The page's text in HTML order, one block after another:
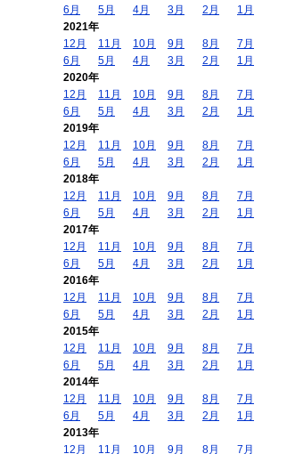
6月
5月 4月 3月 2月
1月
2021年
12月
11月 10月 9月 8月
7月
6月
5月 4月 3月 2月
1月
2020年
12月
11月 10月 9月 8月
7月
6月
5月 4月 3月 2月
1月
2019年
12月
11月 10月 9月 8月
7月
6月
5月 4月 3月 2月
1月
2018年
12月
11月 10月 9月 8月
7月
6月
5月 4月 3月 2月
1月
2017年
12月
11月 10月 9月 8月
7月
6月
5月 4月 3月 2月
1月
2016年
12月
11月 10月 9月 8月
7月
6月
5月 4月 3月 2月
1月
2015年
12月
11月 10月 9月 8月
7月
6月
5月 4月 3月 2月
1月
2014年
12月
11月 10月 9月 8月
7月
6月
5月 4月 3月 2月
1月
2013年
12月
11月 10月 9月 8月 7月